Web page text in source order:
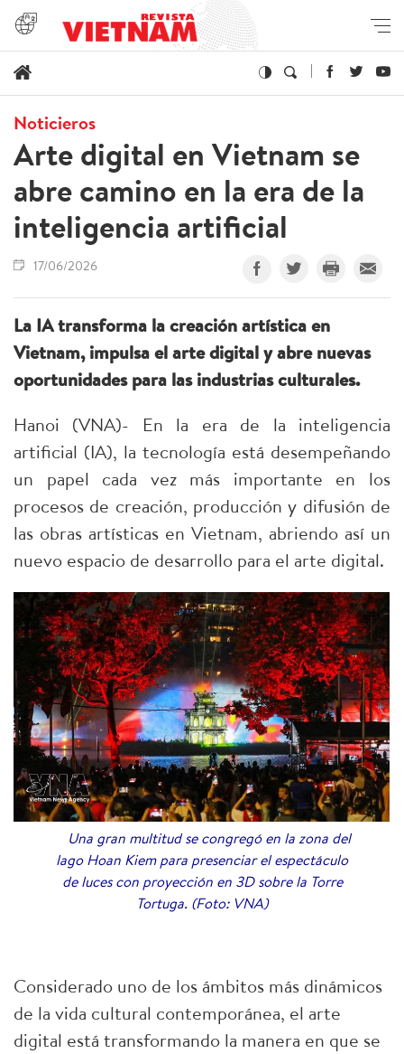
Noticieros
Arte digital en Vietnam se
abre camino en la era de la
inteligencia artificial
17/06/2026
La IA transforma la creación artística en
Vietnam, impulsa el arte digital y abre nuevas
oportunidades para las industrias culturales.
Hanoi (VNA)- En la era de la inteligencia
artificial (IA), la tecnología está desempeñando
un papel cada vez más importante en los
procesos de creación, producción y difusión de
las obras artísticas en Vietnam, abriendo así un
nuevo espacio de desarrollo para el arte digital.
Una gran multitud se congregó en la zona del
lago Hoan Kiem para presenciar el espectáculo
de luces con proyección en 3D sobre la Torre
Tortuga. (Foto: VNA)
Considerado uno de los ámbitos más dinámicos
de la vida cultural contemporánea, el arte
digital está transformando la manera en que se